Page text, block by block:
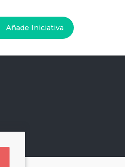
Añade Iniciativa